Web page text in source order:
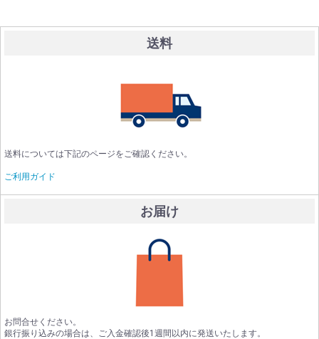
送料
送料については下記のページをご確認ください。
ご利用ガイド
お届け
お問合せください。
銀行振り込みの場合は、ご入金確認後1週間以内に発送いたします。